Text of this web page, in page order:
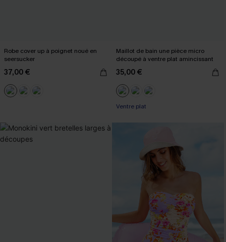
Robe cover up à poignet noué en
seersucker
37,00 €
Maillot de bain une pièce micro
découpé à ventre plat amincissant
35,00 €
Ventre plat